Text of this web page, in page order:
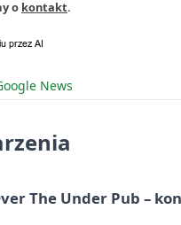
o kontakt.
News
The Under Pub –